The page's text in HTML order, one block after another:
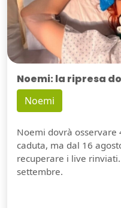
Noemi: la ripresa
Noemi
Noemi dovrà osservare
caduta, ma dal 16
recuperare i live
settembre.